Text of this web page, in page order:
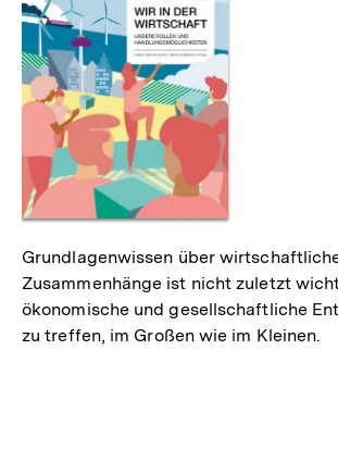
Grundlagenwissen über
Zusammenhänge ist nicht zuletzt
ökonomische und gesellschaftliche
zu treffen, im Großen wie im Kleinen.